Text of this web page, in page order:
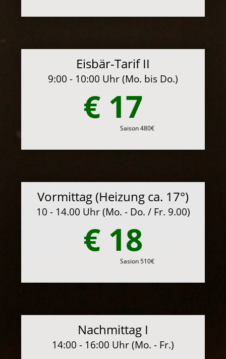
Eisbär-Tarif II
9:00 - 10:00 Uhr (Mo. bis Do.)
€ 17
Saison 480€
Vormittag (Heizung ca. 17°)
10 - 14.00 Uhr (Mo. - Do. / Fr. 9.00)
€ 18
Sasion 510€
Nachmittag I
14:00 - 16:00 Uhr (Mo. - Fr.)